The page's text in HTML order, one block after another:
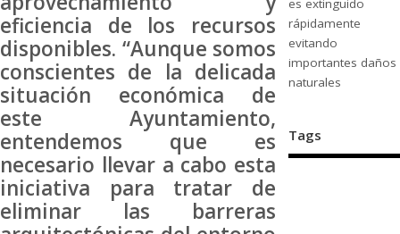
eficiencia de los recursos
disponibles. “Aunque somos
conscientes de la delicada
situación económica de
este Ayuntamiento,
entendemos que es
necesario llevar a cabo esta
iniciativa para tratar de
eliminar las barreras
es extinguido
rápidamente
evitando
importantes daños
naturales
Tags